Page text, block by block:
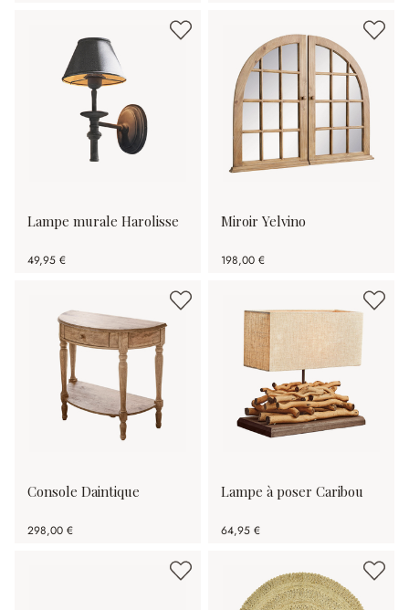
Lampe murale Harolisse
49,95 €
Miroir Yelvino
198,00 €
Console Daintique
298,00 €
Lampe à poser Caribou
64,95 €